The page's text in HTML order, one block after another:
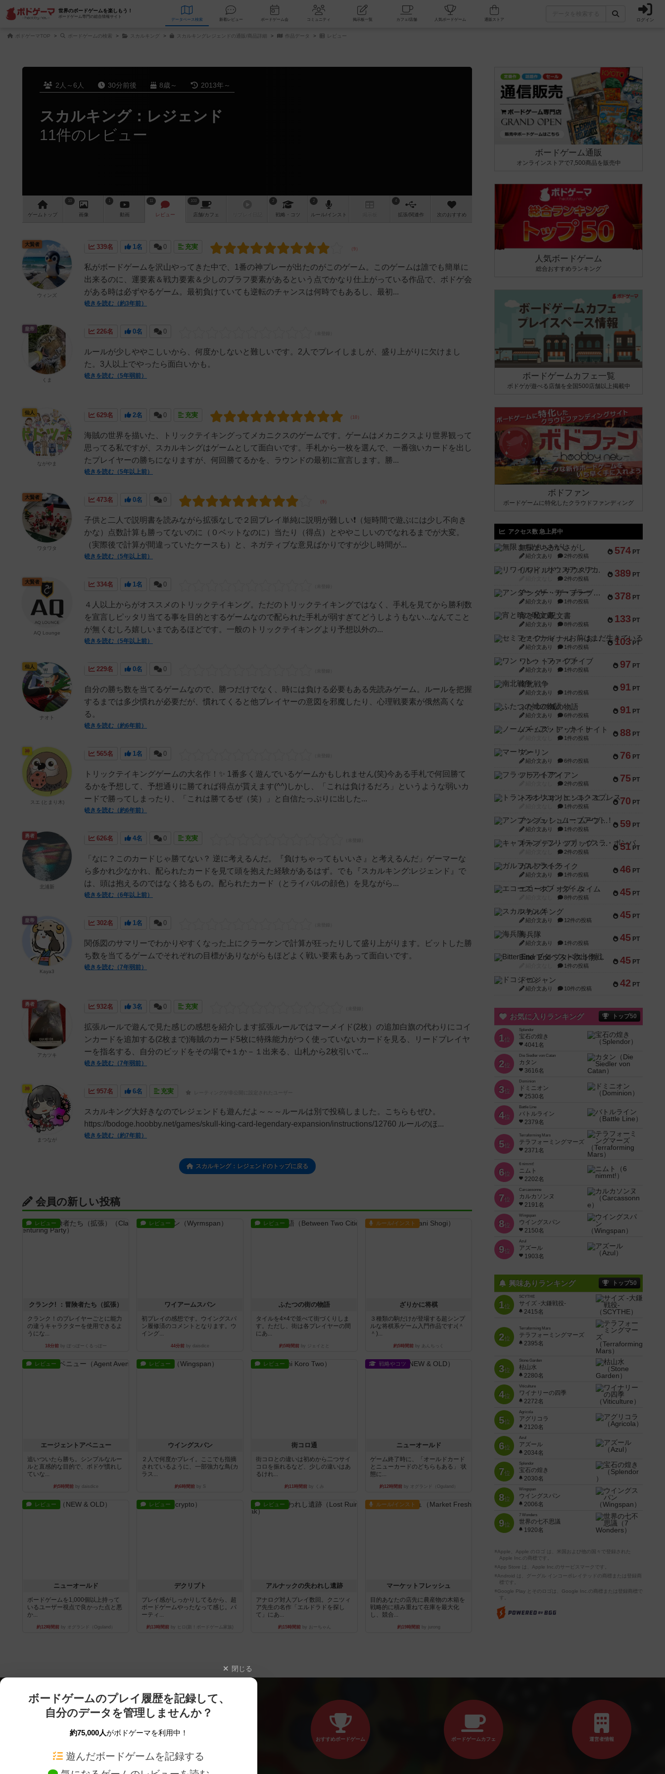
世界のボードゲームを楽しもう！
ボードゲーム専門の総合情報サイト
データベース 検索 新着レビュー ボードゲーム会 コミュニティ 掲示板一覧 カフェ/店舗 人気ボードゲーム ログイン
ボドゲーマTOP ボードゲームの検索 スカルキング スカルキングレジェンドの通販/商品詳細 作品データ レビュー
2人～6人 30分前後 8歳～ 2013年～
スカルキング：レジェンド
11件のレビュー
ゲーム トップ
10
画像
1
動画
11
レビュー
103
店舗/カフェ
2
戦略 ・コツ
2
ルール/インスト
4
拡張/関連作 次のおすすめ
339名 1名 0 充実
私がボードゲームを沢山やってきた中で、1番の神プレーが出たのがこのゲーム。このゲームは誰でも簡単に
出来るのに、運要素＆戦力要素＆少しのブラフ要素があるという点でかなり仕上がっている作品で、ボドゲ会
がある時は必ずやるゲーム。最初負けていても逆転のチャンスは何時でもあるし、最初...
続きを読む（約3年前）
大賢者
ウィンズ
226名 0名 0
ルールが少しややこしいから、何度かしないと難しいです。2人でプレイしましが、盛り上がりに欠けまし
た。3人以上でやったら面白いかも。
続きを読む（5年弱前）
皇帝
くま
629名 2名 0 充実
海賊の世界を描いた、トリックテイキングってメカニクスのゲームです。ゲームはメカニクスより世界観って
思ってる私ですが、スカルキングはゲームとして面白いです。手札から一枚を選んで、一番強いカードを出し
たプレイヤーの勝ちになりますが、何回勝てるかを、ラウンドの最初に宣言します。勝...
続きを読む（5年以上前）
仙人
ながやま
473名 0名 0
子供と二人で説明書を読みながら拡張なしで２回プレイ単純に説明が難しい❗（短時間で遊ぶには少し不向き
かな）点数計算も勝ってないのに（０ベットなのに）当たり（得点）とややこしいのでなれるまでが大変。
（実際後で計算が間違っていたケースも）と、ネガティブな意見ばかりですが少し時間が...
続きを読む（5年以上前）
大賢者
ワタワタ
334名 1名 0
４人以上からがオススメのトリックテイキング。ただのトリックテイキングではなく、手札を見てから勝利数
を宣言しピッタリ当てる事を目的とするゲームなので配られた手札が弱すぎてどうしようもない...なんてこと
が無くむしろ嬉しいまであるほどです。一般のトリックテイキングより予想以外の...
続きを読む（5年以上前）
大賢者
AQ Lounge
229名 0名 0
自分の勝ち数を当てるゲームなので、勝つだけでなく、時には負ける必要もある先読みゲーム。ルールを把握
するまでは多少慣れが必要だが、慣れてくると他プレイヤーの意図を邪魔したり、心理戦要素が俄然高くな
る。
続きを読む（約6年前）
仙人
ナオト
565名 1名 0
トリックテイキングゲームの大名作！✨ 1番多く遊んでいるゲームかもしれません(笑)今ある手札で何回勝て
るかを予想して、予想通りに勝てれば得点が貰えます(^^)しかし、「これは負けるだろ」というような弱いカ
ードで勝ってしまったり、「これは勝てるぜ（笑）」と自信たっぷりに出した...
続きを読む（約6年前）
神
スエ (とまり木)
626名 4名 0 充実
「なに？このカードじゃ勝てない？ 逆に考えるんだ。『負けちゃってもいいさ』と考えるんだ」ゲーマーな
ら多かれ少なかれ、配られたカードを見て頭を抱えた経験があるはず。でも『スカルキング:レジェンド』で
は、頭は抱えるのではなく捻るもの。配られたカード（とライバルの顔色）を見ながら...
続きを読む（6年以上前）
勇者
北浦新
302名 1名 0
関係図のサマリーでわかりやすくなった上にクラーケンで計算が狂ったりして盛り上がります。ビットした勝
ち数を当てるゲームでそれぞれの目標がありながらもほどよく戦い要素もあって面白いです。
続きを読む（7年弱前）
皇帝
Kaya3
932名 3名 0 充実
拡張ルールで遊んで見た感じの感想を紹介します拡張ルールではマーメイド(2枚）の追加白旗の代わりにコイ
ンカードを追加する(2枚まで)海賊のカード5枚に特殊能力がつく使っていないカードを見る、リードプレイヤ
ーを指名する、自分のビッドをその場で+１か－１出来る、山札から2枚引いて...
続きを読む（7年弱前）
勇者
アカツキ
957名 6名 充実 レーティングが非公開に設定されたユーザー
スカルキング大好きなのでレジェンドも遊んだよ～～～ルールは別で投稿しました。こちらもぜひ。
https://bodoge.hoobby.net/games/skull-king-card-legendary-expansion/instructions/12760 ルールのほ...
続きを読む（約7年前）
神
まつなが
スカルキング：レジェンドのトップに戻る
会員の新しい投稿
レビュー
クランク! ：冒険者たち（拡張）
クランク！のプレイヤーごとに能力
の違うキャラクターを使用できるよ
うにな...
18分前by ぽっぽーくるっぽー
レビュー
ワイアームスパン
初プレイの感想です。ウイングスパ
ン履修済のコメントとなります。ウ
イング...
44分前 by daisdice
レビュー
ふたつの街の物語
タイルを4×4で並べて街づくりしま
す。ただし、街は各プレイヤーの間
にあ...
約5時間前 by ジェイとと
ルール/インスト
ざりかに将棋
３種類の駒だけが登場する超シンプ
ルな将棋系ゲーム入門作品です♪(＾
＾)...
約5時間前 by あんちっく
レビュー
エージェントアベニュー
追いついたら勝ち。シンプルなルー
ルと直感的な目的で、ボドゲ慣れし
ていな...
約5時間前by daisdice
レビュー
ウイングスパン
２人で何度かプレイ。ここでも指摘
されているように、一部強力な鳥(カ
ラス...
約6時間前by S
レビュー
街コロ通
街コロとの違いは初めから二つサイ
コロを振れるなど、少しの違いはあ
るけれ...
約11時間前 by くみ
戦略やコツ
ニューオールド
ゲーム終了時に、「オールドカード
とニューカードのどちらもある」 状
態に...
約12時間前by オグランド（Oguland）
レビュー
ニューオールド
ボードゲームを1,000個以上持って
いるユーザー視点で良かった点と悪
か...
約12時間前by オグランド（Oguland）
レビュー
デクリプト
プレイ感がしっかりしてるから、超
ボードゲームやったなって感じ。パ
ーティ...
約13時間前 by ヒロ(新！ボードゲーム家族)
レビュー
アルナックの失われし遺跡
アナログ対人プレイ数回。クニツィ
ア先生の名作「エルドラドを探し
て」にあ...
約15時間前by おーちゃん
ルール/インスト
マーケットフレッシュ
目的あなたの店先に農産物の木箱を
戦略的に積み重ねて在庫を最大化
し、競合...
約19時間前by jurong
ボードゲーム通販
オンラインストアで7,500商品を販売中
人気ボードゲーム
総合おすすめランキング
ボードゲームカフェ一覧
ボドゲが遊べる店舗を全国500店舗以上掲載中
ボドファン
ボードゲームに特化したクラウドファンディング
アクセス数 急上昇中
574 PT
無限まちがいさがし
紹介文あり 2件の投稿
389 PT
リワイルド：サウスアメリカ
2件の投稿
378 PT
アンダー・ザ・テーブラー
紹介文あり 1件の投稿
133 PT
宵と暁の呪文書
紹介文あり 8件の投稿
103 PT
セミファイナル ～お前はまだ生きている～
紹介文あり 1件の投稿
97 PT
ワン・トゥ・ファイブ
紹介文あり 1件の投稿
91 PT
南北戦争
紹介文あり 1件の投稿
91 PT
ふたつの城の物語
紹介文あり 6件の投稿
88 PT
ノームズ・アット・ナイト
1件の投稿
76 PT
マーリン
紹介文あり 6件の投稿
75 PT
フラットアイアン
2件の投稿
70 PT
トランスオリエント・エクスプレス
1件の投稿
59 PT
アンブッシュ！：ムーブアウト！
紹介文あり 1件の投稿
51 PT
キャプテン・フリップ：イスラ・ボンバ
2件の投稿
46 PT
ガルフストライク
紹介文あり 1件の投稿
45 PT
エコーズ・オブ・タイム
8件の投稿
45 PT
スカルキング
紹介文あり 12件の投稿
45 PT
海兵隊
紹介文あり 1件の投稿
45 PT
Bitter End ブタペスト救出作戦
1件の投稿
42 PT
ドコジャン
紹介文あり 10件の投稿
お気に入りランキング トップ50
1位
Splendor
宝石の煌き
4041名
2位
Die Siedler von Catan
カタン
3616名
3位
Dominion
ドミニオン
2530名
4位
Battle Line
バトルライン
2379名
5位
Terraforming Mars
テラフォーミングマーズ
2371名
6位
6 nimmt!
ニムト
2202名
7位
Carcassonne
カルカソンヌ
2191名
8位
Wingspan
ウイングスパン
2150名
9位
Azul
アズール
1903名
興味ありランキング トップ50
1位
SCYTHE
サイズ -大鎌戦役-
2415名
2位
Terraforming Mars
テラフォーミングマーズ
2395名
3位
Stone Garden
枯山水
2280名
4位
Viticulture
ワイナリーの四季
2272名
5位
Agricola
アグリコラ
2120名
6位
Azul
アズール
2034名
7位
Splendor
宝石の煌き
2030名
8位
Wingspan
ウイングスパン
2006名
9位
7 Wonders
世界の七不思議
1920名
※Apple、Apple のロゴ は、米国および他の国々で登録された
Apple Inc.の商標です。
※App Store は、Apple Inc.のサービスマークです。
※Android は、グーグル インコーポレイテッドの商標または登録商
標です。
※Google Play とそのロゴは、Google Inc.の商標または登録商標で
す。
閉じる
ボードゲームのプレイ履歴を記録して、
自分のデータを管理しませんか？
約75,000人がボドゲーマを利用中！
遊んだボードゲームを記録する
おすすめボードゲーム ボードゲームカフェ 運営者情報